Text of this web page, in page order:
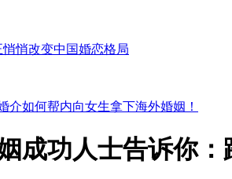
悄改变中国婚恋格局
介如何帮内向女生拿下海外婚姻！
成功人士告诉你